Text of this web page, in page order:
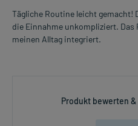
Tägliche Routine leicht gemacht!
die Einnahme unkompliziert.
meinen Alltag integriert.
Produkt bewerten